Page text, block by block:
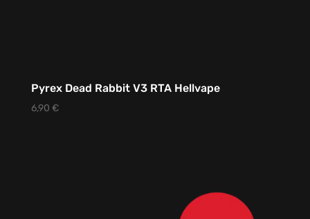
Pyrex Dead Rabbit V3 RTA Hellvape
6,90 €